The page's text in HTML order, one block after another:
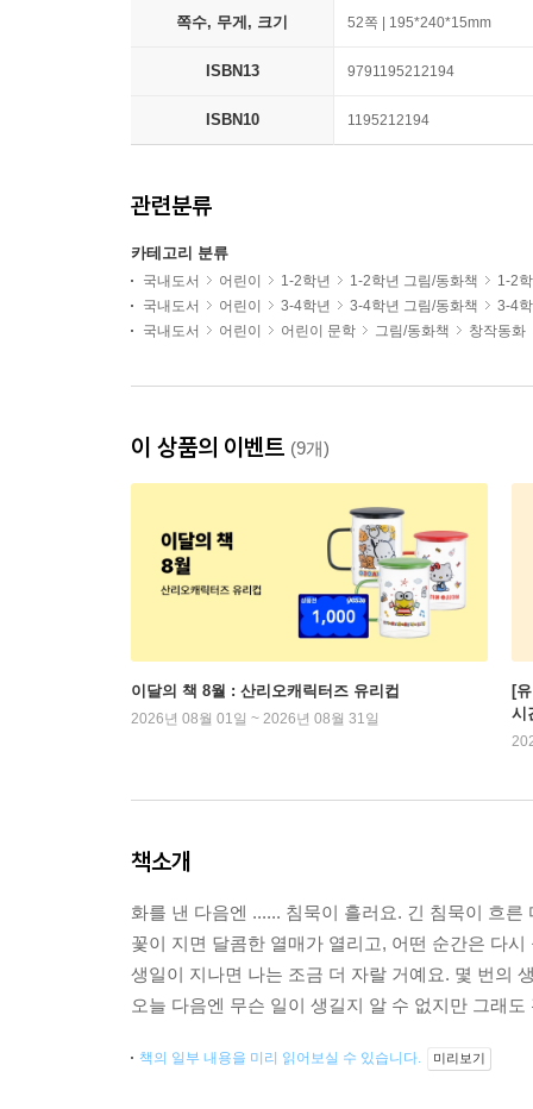
쪽수, 무게, 크기 52쪽 | 195*240*15mm
ISBN13 9791195212194
ISBN10 1195212194
관련분류
카테고리 분류
국내도서 어린이 1-2학년 1-2학년 그림/동화책
1-2
국내도서
어린이 3-4학년 3-4학년 그림/동화책
3-4
국내도서
어린이 어린이 문학 그림/동화책 창작동화
이 상품의 이벤트 (9개)
이달의 책 8월 : 산리오캐릭터즈 유리컵
2026년 08월 01일 ~ 2026년 08월 31일
[
시
책소개
화를 낸 다음엔 ...... 침묵이 흘러요. 긴 침묵이 흐
꽃이 지면 달콤한 열매가 열리고, 어떤 순간은 다
생일이 지나면 나는 조금 더 자랄 거예요. 몇 번의
오늘 다음엔 무슨 일이 생길지 알 수 없지만 그래
책의 일부 내용을 미리 읽어보실 수 있습니다. 미리보기